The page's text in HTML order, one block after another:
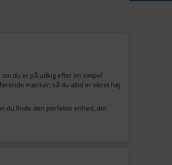
du er på udkig efter en simpel
mærker, så du altid er sikret høj
du finde den perfekte enhed, der